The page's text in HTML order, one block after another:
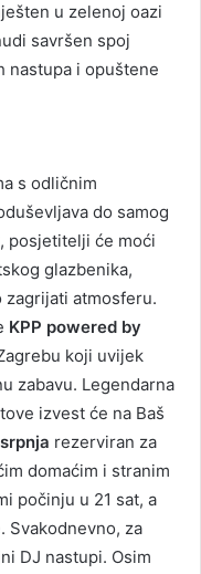
u zelenoj oazi
savršen spoj
nastupa i opuštene
s odličnim
do samog
posjetitelji će moći
glazbenika,
zagrijati atmosferu.
KPP powered by
koji uvijek
zabavu. Legendarna
izvest će na Baš
rezerviran za
domaćim i stranim
počinju u 21 sat, a
Svakodnevno, za
DJ nastupi. Osim